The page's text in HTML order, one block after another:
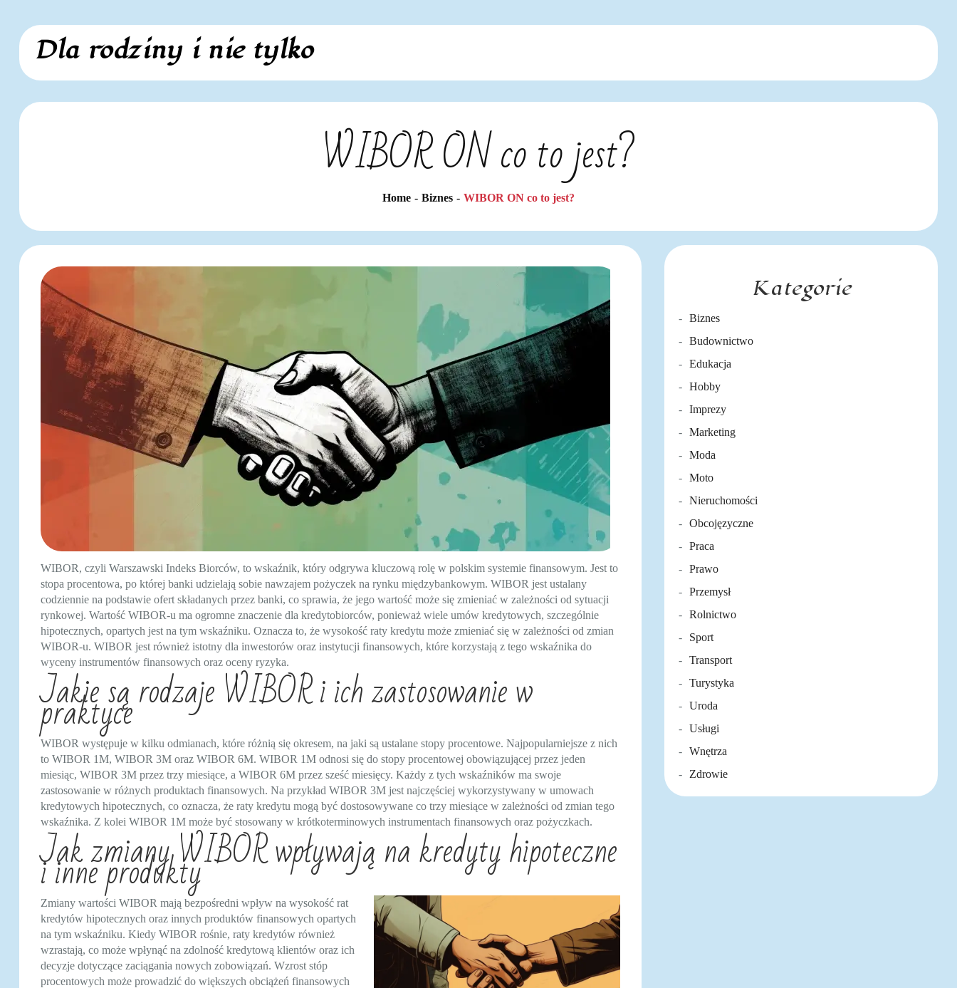
content
Dla rodziny i nie tylko
WIBOR ON co to jest?
Home Biznes WIBOR ON co to jest?
WIBOR, czyli Warszawski Indeks Biorców, to wskaźnik, który odgrywa kluczową rolę w polskim systemie finansowym. Jest to
stopa procentowa, po której banki udzielają sobie nawzajem pożyczek na rynku międzybankowym. WIBOR jest ustalany
codziennie na podstawie ofert składanych przez banki, co sprawia, że jego wartość może się zmieniać w zależności od sytuacji
rynkowej. Wartość WIBOR-u ma ogromne znaczenie dla kredytobiorców, ponieważ wiele umów kredytowych, szczególnie
hipotecznych, opartych jest na tym wskaźniku. Oznacza to, że wysokość raty kredytu może zmieniać się w zależności od zmian
WIBOR-u. WIBOR jest również istotny dla inwestorów oraz instytucji finansowych, które korzystają z tego wskaźnika do
wyceny instrumentów finansowych oraz oceny ryzyka.
Jakie są rodzaje WIBOR i ich zastosowanie w
praktyce
WIBOR występuje w kilku odmianach, które różnią się okresem, na jaki są ustalane stopy procentowe. Najpopularniejsze z nich
to WIBOR 1M, WIBOR 3M oraz WIBOR 6M. WIBOR 1M odnosi się do stopy procentowej obowiązującej przez jeden
miesiąc, WIBOR 3M przez trzy miesiące, a WIBOR 6M przez sześć miesięcy. Każdy z tych wskaźników ma swoje
zastosowanie w różnych produktach finansowych. Na przykład WIBOR 3M jest najczęściej wykorzystywany w umowach
kredytowych hipotecznych, co oznacza, że raty kredytu mogą być dostosowywane co trzy miesiące w zależności od zmian tego
wskaźnika. Z kolei WIBOR 1M może być stosowany w krótkoterminowych instrumentach finansowych oraz pożyczkach.
Jak zmiany WIBOR wpływają na kredyty hipoteczne
i inne produkty
Zmiany wartości WIBOR mają bezpośredni wpływ na wysokość rat
kredytów hipotecznych oraz innych produktów finansowych opartych
na tym wskaźniku. Kiedy WIBOR rośnie, raty kredytów również
wzrastają, co może wpłynąć na zdolność kredytową klientów oraz ich
decyzje dotyczące zaciągania nowych zobowiązań. Wzrost stóp
procentowych może prowadzić do większych obciążeń finansowych
Kategorie
Biznes
Budownictwo
Edukacja
Hobby
Imprezy
Marketing
Moda
Moto
Nieruchomości
Obcojęzyczne
Praca
Prawo
Przemysł
Rolnictwo
Sport
Transport
Turystyka
Uroda
Usługi
Wnętrza
Zdrowie